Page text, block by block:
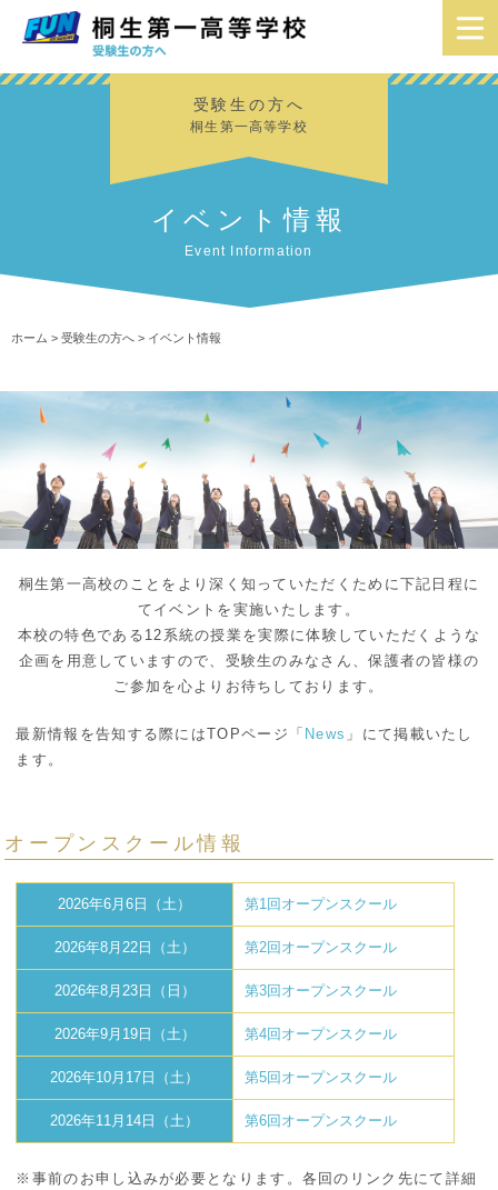
受験生の方へ
桐生第一高等学校
イベント情報
Event Information
ホーム > 受験生の方へ > イベント情報
桐生第一高校のことをより深く知っていただくために下記日程に
てイベントを実施いたします。
本校の特色である12系統の授業を実際に体験していただくような
企画を用意していますので、受験生のみなさん、保護者の皆様の
ご参加を心よりお待ちしております。
最新情報を告知する際にはTOPページ「 News 」にて掲載いたし
ます。
オープンスクール情報
2026年6月6日（土） 第1回オープンスクール
2026年8月22日（土） 第2回オープンスクール
2026年8月23日（日） 第3回オープンスクール
2026年9月19日（土） 第4回オープンスクール
2026年10月17日（土） 第5回オープンスクール
2026年11月14日（土） 第6回オープンスクール
※事前のお申し込みが必要となります。各回のリンク先にて詳細